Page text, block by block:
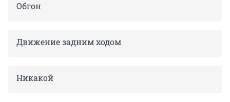
Обгон
Движение задним ходом
Никакой